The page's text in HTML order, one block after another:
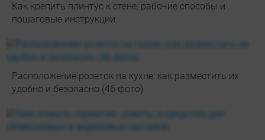
Как крепить плинтус к стене: рабочие способы и
пошаговые инструкции
Расположение розеток на кухне: как разместить их
удобно и безопасно (46 фото)